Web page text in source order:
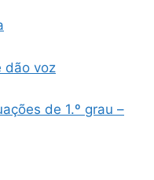
dão voz
de 1.º grau –